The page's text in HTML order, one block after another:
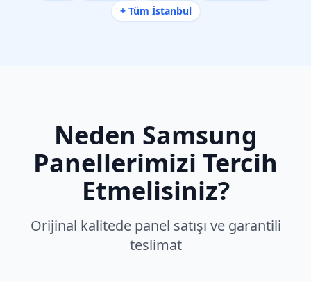
+ Tüm İstanbul
Neden Samsung
Panellerimizi Tercih
Etmelisiniz?
Orijinal kalitede panel satışı ve garantili
teslimat